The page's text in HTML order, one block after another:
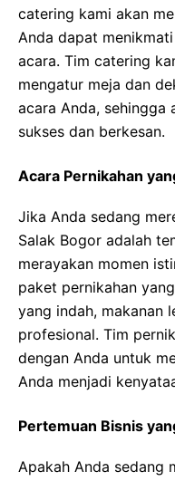
catering kami akan
Anda dapat
acara. Tim catering
mengatur meja dan
acara Anda, sehingga
sukses dan berkesan.
Acara Pernikahan
Jika Anda sedang
Salak Bogor adalah
merayakan momen
paket pernikahan
yang indah, makanan
profesional. Tim
dengan Anda untuk
Anda menjadi
Pertemuan Bisnis
Apakah Anda sedang